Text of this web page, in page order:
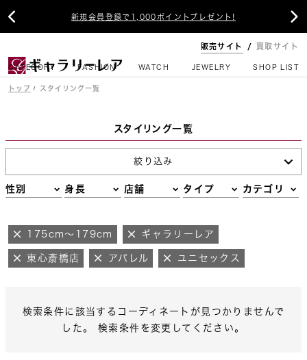
新規会員登録で1,000ポイントプレゼント!
 
販売サイト 買取サイト
CATEGORY FASHION WATCH JEWELRY SHOP LIST
トップ スタイリング一覧
スタイリング一覧
絞り込み
性別 身長 店舗 タイプ カテゴリ
175cm～179cm ギャラリーレア
東心斎橋店 アパレル ユニセックス
検索条件に該当するコーディネートが見つかりませんで
した。 検索条件を変更してください。